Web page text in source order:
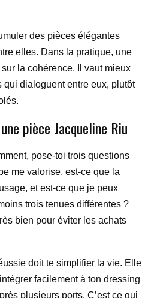
des pièces élégantes
elles. Dans la pratique, une
la cohérence. Il vaut mieux
dialoguent entre eux, plutôt
pièce Jacqueline Riu
pose-toi trois questions
me valorise, est-ce que la
et est-ce que je peux
trois tenues différentes ?
bien pour éviter les achats
doit te simplifier la vie. Elle
facilement à ton dressing
plusieurs ports. C’est ce qui